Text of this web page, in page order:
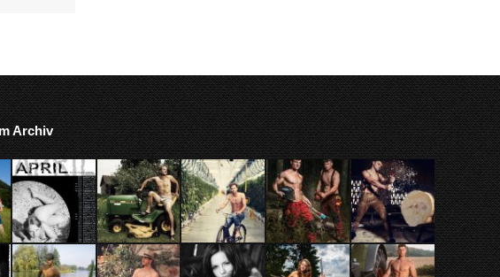
Archiv